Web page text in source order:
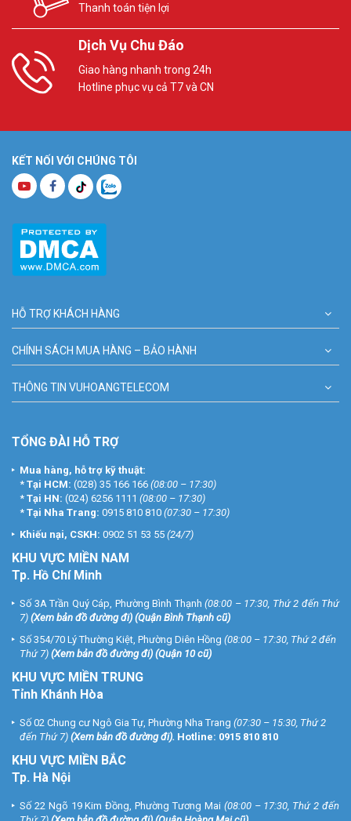
Thanh toán tiện lợi
Dịch Vụ Chu Đáo
Giao hàng nhanh trong 24h
Hotline phục vụ cả T7 và CN
KẾT NỐI VỚI CHÚNG TÔI
HỖ TRỢ KHÁCH HÀNG
CHÍNH SÁCH MUA HÀNG – BẢO HÀNH
THÔNG TIN VUHOANGTELECOM
TỔNG ĐÀI HỖ TRỢ
Mua hàng, hỗ trợ kỹ thuật:
* Tại HCM: (028) 35 166 166 (08:00 – 17:30)
* Tại HN: (024) 6256 1111 (08:00 – 17:30)
* Tại Nha Trang: 0915 810 810 (07:30 – 17:30)
Khiếu nại, CSKH: 0902 51 53 55 (24/7)
KHU VỰC MIỀN NAM
Tp. Hồ Chí Minh
Số 3A Trần Quý Cáp, Phường Bình Thạnh (08:00 – 17:30, Thứ 2 đến Thứ
7) (Xem bản đồ đường đi) (Quận Bình Thạnh cũ)
Số 354/70 Lý Thường Kiệt, Phường Diên Hồng (08:00 – 17:30, Thứ 2 đến
Thứ 7) (Xem bản đồ đường đi) (Quận 10 cũ)
KHU VỰC MIỀN TRUNG
Tỉnh Khánh Hòa
Số 02 Chung cư Ngô Gia Tự, Phường Nha Trang (07:30 – 15:30, Thứ 2
đến Thứ 7) (Xem bản đồ đường đi). Hotline: 0915 810 810
KHU VỰC MIỀN BẮC
Tp. Hà Nội
Số 22 Ngõ 19 Kim Đồng, Phường Tương Mai (08:00 – 17:30, Thứ 2 đến